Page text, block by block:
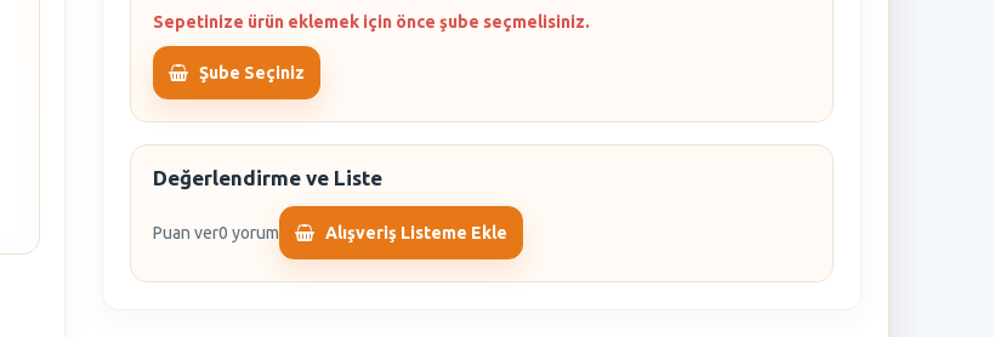
Sepetinize ürün eklemek için önce şube seçmelisiniz.
Şube Seçiniz
Değerlendirme ve Liste
Puan ver0 yorum Alışveriş Listeme Ekle